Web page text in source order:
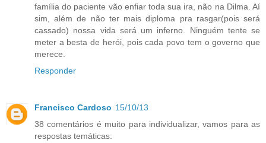
família do paciente vão enfiar toda sua ira, não na Dilma. Aí
sim, além de não ter mais diploma pra rasgar(pois será
cassado) nossa vida será um inferno. Ninguém tente se
meter a besta de herói, pois cada povo tem o governo que
merece.
Responder
Francisco Cardoso 15/10/13
38 comentários é muito para individualizar, vamos para as
respostas temáticas: